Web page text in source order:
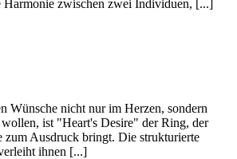
zwischen zwei Individuen, [...]
Wünsche nicht nur im Herzen, sondern
ist "Heart's Desire" der Ring, der
zum Ausdruck bringt. Die strukturierte
ihnen [...]